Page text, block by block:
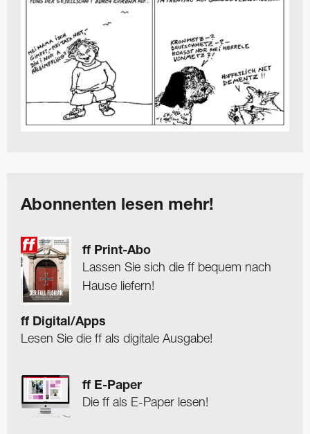
Abonnenten lesen mehr!
ff Print-Abo
Lassen Sie sich die ff bequem nach
Hause liefern!
ff Digital/Apps
Lesen Sie die ff als digitale Ausgabe!
ff E-Paper
Die ff als E-Paper lesen!